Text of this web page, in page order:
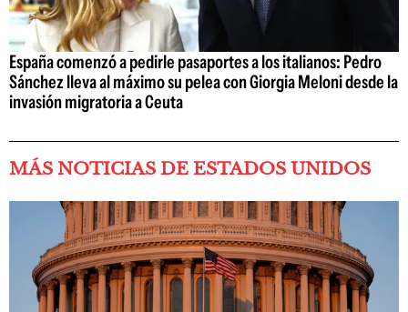
España comenzó a pedirle pasaportes a los italianos: Pedro
Sánchez lleva al máximo su pelea con Giorgia Meloni desde la
invasión migratoria a Ceuta
MÁS NOTICIAS DE ESTADOS UNIDOS